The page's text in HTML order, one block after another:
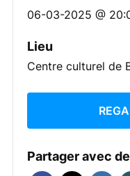
06-03-2025 @
Lieu
Centre culturel de
Partager avec